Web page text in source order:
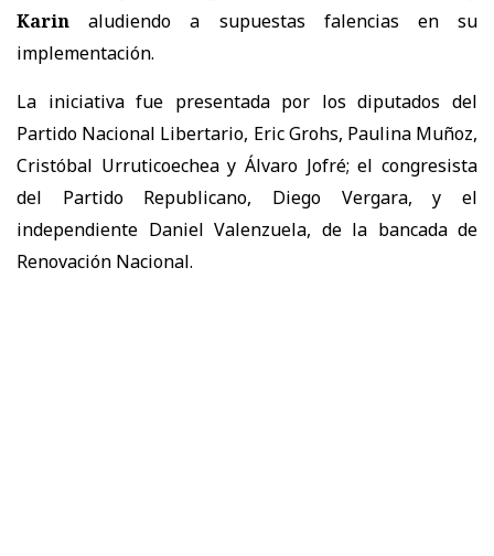
Karin aludiendo a supuestas falencias en su
implementación.
La iniciativa fue presentada por los diputados del
Partido Nacional Libertario, Eric Grohs, Paulina Muñoz,
Cristóbal Urruticoechea y Álvaro Jofré; el congresista
del Partido Republicano, Diego Vergara, y el
independiente Daniel Valenzuela, de la bancada de
Renovación Nacional.